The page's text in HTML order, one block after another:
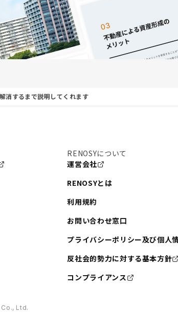
消するまで説明してくれます
RENOSYについて
運営会社
RENOSYとは
利用規約
お問い合わせ窓口
プライバシーポリシー及び個人
反社会的勢力に対する基本方針
コンプライアンス
Ltd.